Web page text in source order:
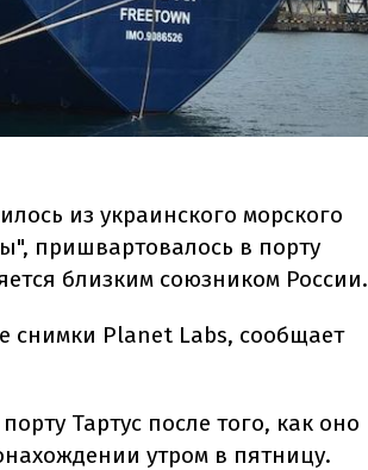
из украинского морского
пришвартовалось в порту
близким союзником России.
снимки Planet Labs, сообщает
Тартус после того, как оно
утром в пятницу.